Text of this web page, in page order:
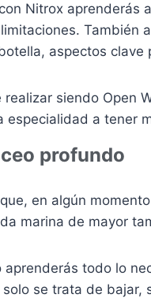
Nitrox aprenderás
También
aspectos
siendo Open
especialidad a tener
profundo
en algún
marina de mayor
aprenderás todo lo
se trata de